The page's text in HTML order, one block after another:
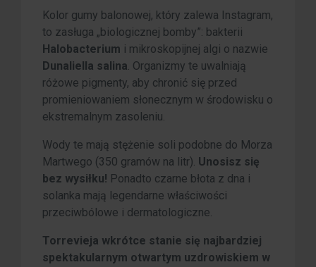
Kolor gumy balonowej, który zalewa Instagram,
to zasługa „biologicznej bomby”: bakterii
Halobacterium i mikroskopijnej algi o nazwie
Dunaliella salina. Organizmy te uwalniają
różowe pigmenty, aby chronić się przed
promieniowaniem słonecznym w środowisku o
ekstremalnym zasoleniu.
Wody te mają stężenie soli podobne do Morza
Martwego (350 gramów na litr). Unosisz się
bez wysiłku! Ponadto czarne błota z dna i
solanka mają legendarne właściwości
przeciwbólowe i dermatologiczne.
Torrevieja wkrótce stanie się najbardziej
spektakularnym otwartym uzdrowiskiem w